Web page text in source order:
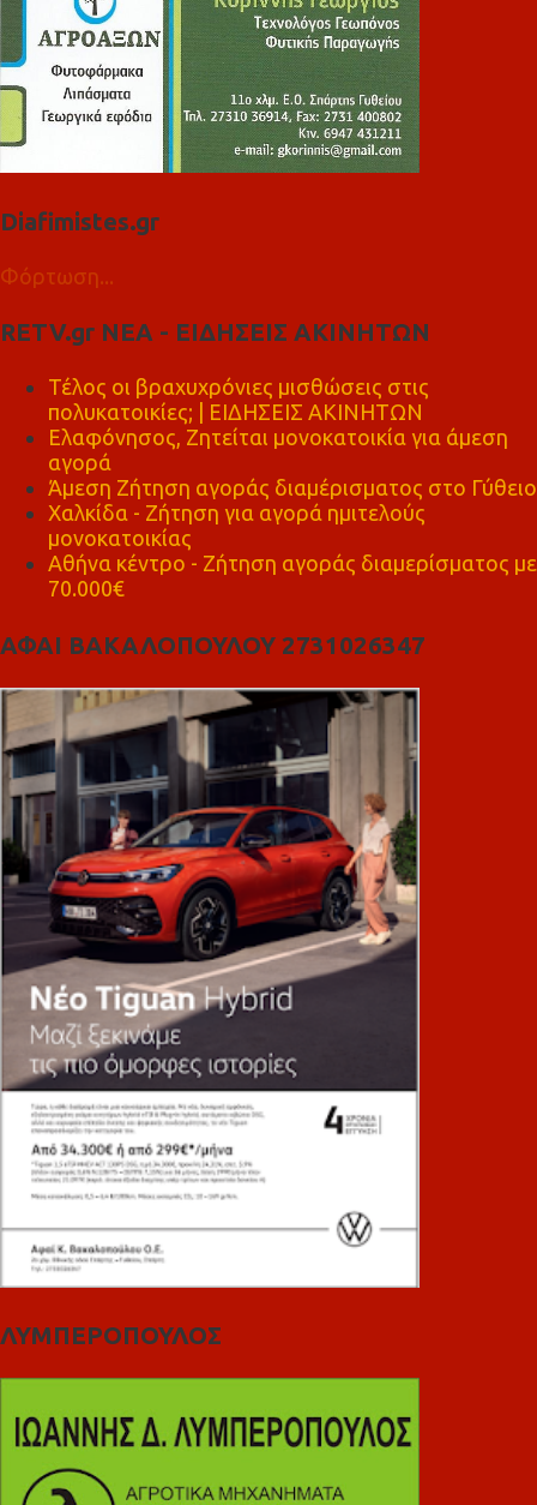
Diafimistes.gr
Φόρτωση...
RETV.gr ΝΕΑ - ΕΙΔΗΣΕΙΣ ΑΚΙΝΗΤΩΝ
Τέλος οι βραχυχρόνιες μισθώσεις στις
πολυκατοικίες; | ΕΙΔΗΣΕΙΣ ΑΚΙΝΗΤΩΝ
Ελαφόνησος, Ζητείται μονοκατοικία για άμεση
αγορά
Άμεση Ζήτηση αγοράς διαμέρισματος στο Γύθειο
Χαλκίδα - Ζήτηση για αγορά ημιτελούς
μονοκατοικίας
Αθήνα κέντρο - Ζήτηση αγοράς διαμερίσματος με
70.000€
ΑΦΑΙ ΒΑΚΑΛΟΠΟΥΛΟΥ 2731026347
ΛΥΜΠΕΡΟΠΟΥΛΟΣ